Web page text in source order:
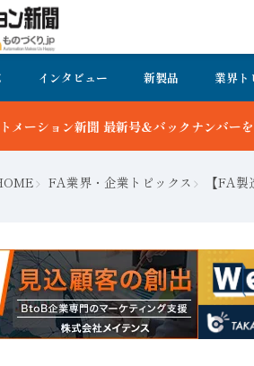
インタビュー 新製品 業界ト
バーを無料で公開中 詳細はこちら
FA業界・企業トピックス 【FA